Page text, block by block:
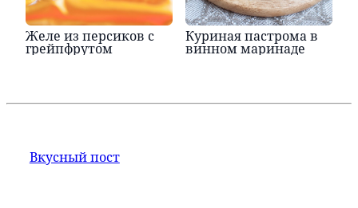
Желе из персиков с
грейпфрутом
Куриная пастрома в
винном маринаде
Вкусный пост